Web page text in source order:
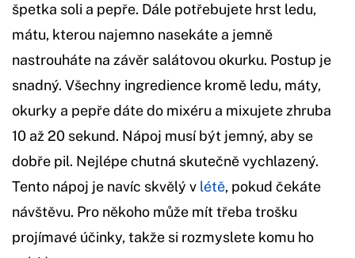
špetka soli a pepře. Dále potřebujete hrst ledu,
mátu, kterou najemno nasekáte a jemně
nastrouháte na závěr salátovou okurku. Postup je
snadný. Všechny ingredience kromě ledu, máty,
okurky a pepře dáte do mixéru a mixujete zhruba
10 až 20 sekund. Nápoj musí být jemný, aby se
dobře pil. Nejlépe chutná skutečně vychlazený.
Tento nápoj je navíc skvělý v létě, pokud čekáte
návštěvu. Pro někoho může mít třeba trošku
projímavé účinky, takže si rozmyslete komu ho